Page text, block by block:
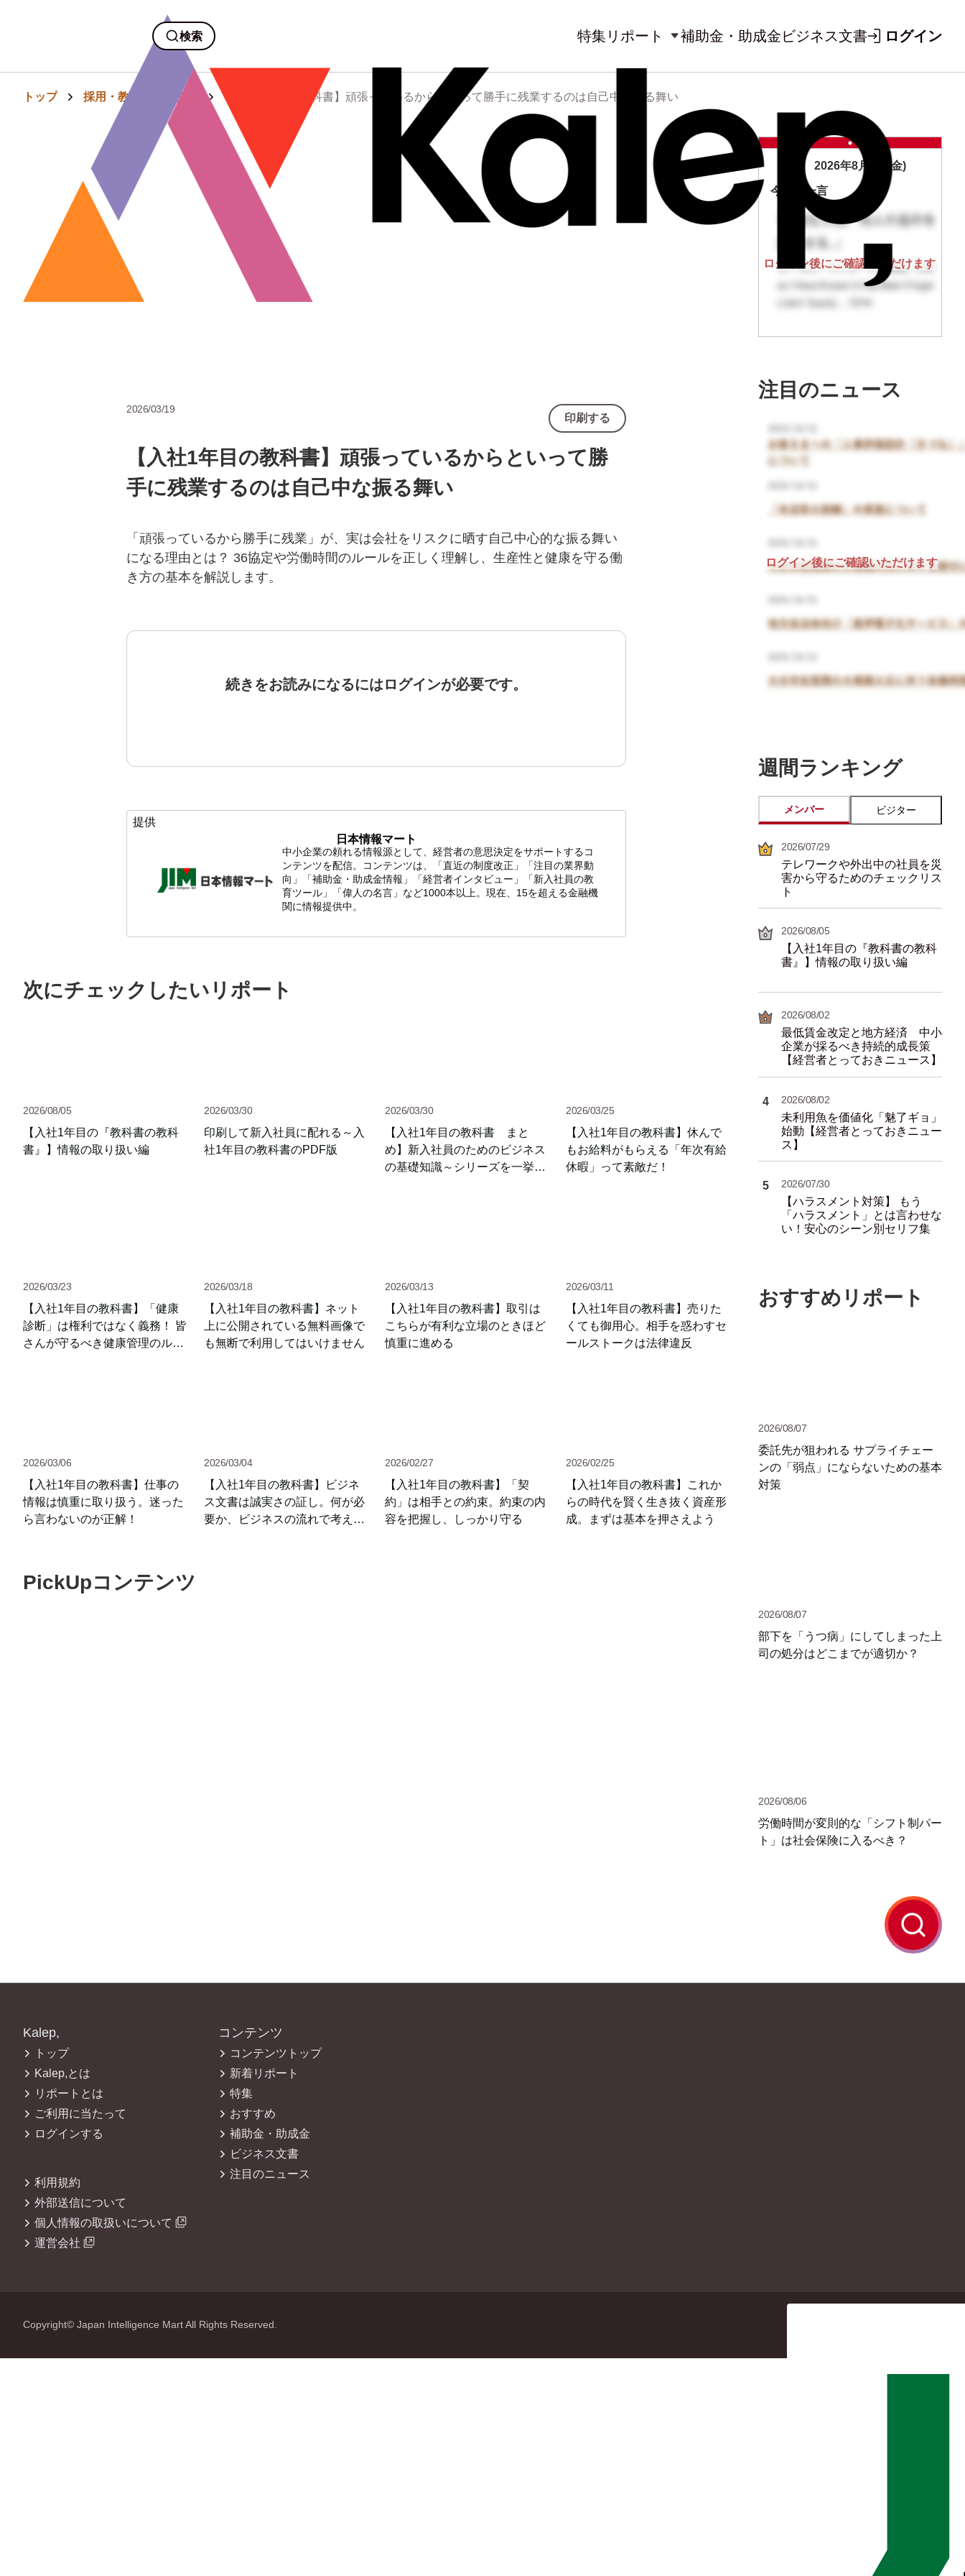
検索 特集 リポート 補助金・助成金ビジネス文書 ログイン
トップ 採用・教育・人事労務 【入社1年目の教科書】頑張っているからといって勝手に残業するのは自己中な振る舞い
2026/03/19
印刷する
【入社1年目の教科書】頑張っているからといって勝
手に残業するのは自己中な振る舞い
「頑張っているから勝手に残業」が、実は会社をリスクに晒す自己中心的な振る舞い
になる理由とは？ 36協定や労働時間のルールを正しく理解し、生産性と健康を守る働
き方の基本を解説します。
続きをお読みになるにはログインが必要です。
提供
日本情報マート
中小企業の頼れる情報源として、経営者の意思決定をサポートするコ
ンテンツを配信。コンテンツは、「直近の制度改正」「注目の業界動
向」「補助金・助成金情報」「経営者インタビュー」「新入社員の教
育ツール」「偉人の名言」など1000本以上。現在、15を超える金融機
関に情報提供中。
次にチェックしたいリポート
2026/08/05
【入社1年目の『教科書の教科
書』】情報の取り扱い編
2026/03/30
印刷して新入社員に配れる～入
社1年目の教科書のPDF版
2026/03/30
【入社1年目の教科書 まと
め】新入社員のためのビジネス
の基礎知識～シリーズを一挙紹
2026/03/25
【入社1年目の教科書】休んで
もお給料がもらえる「年次有給
休暇」って素敵だ！
2026/03/23
【入社1年目の教科書】「健康
診断」は権利ではなく義務！ 皆
さんが守るべき健康管理のルー
2026/03/18
【入社1年目の教科書】ネット
上に公開されている無料画像で
も無断で利用してはいけません
2026/03/13
【入社1年目の教科書】取引は
こちらが有利な立場のときほど
慎重に進める
2026/03/11
【入社1年目の教科書】売りた
くても御用心。相手を惑わすセ
ールストークは法律違反
2026/03/06
【入社1年目の教科書】仕事の
情報は慎重に取り扱う。迷った
ら言わないのが正解！
2026/03/04
【入社1年目の教科書】ビジネ
ス文書は誠実さの証し。何が必
要か、ビジネスの流れで考えて
2026/02/27
【入社1年目の教科書】「契
約」は相手との約束。約束の内
容を把握し、しっかり守る
2026/02/25
【入社1年目の教科書】これか
らの時代を賢く生き抜く資産形
成。まずは基本を押さえよう
PickUpコンテンツ
2026年8月7日(金)
今日の一言
ログイン後にご確認いただけます
注目のニュース
ログイン後にご確認いただけます
週間ランキング
メンバー ビジター
2026/07/29
テレワークや外出中の社員を災
害から守るためのチェックリス
ト
2026/08/05
【入社1年目の『教科書の教科
書』】情報の取り扱い編
2026/08/02
最低賃金改定と地方経済 中小
企業が採るべき持続的成長策
【経営者とっておきニュース】
4 2026/08/02
未利用魚を価値化「魅了ギョ」
始動【経営者とっておきニュー
ス】
5 2026/07/30
【ハラスメント対策】 もう
「ハラスメント」とは言わせな
い！安心のシーン別セリフ集
おすすめリポート
2026/08/07
委託先が狙われる サプライチェー
ンの「弱点」にならないための基本
対策
2026/08/07
部下を「うつ病」にしてしまった上
司の処分はどこまでが適切か？
2026/08/06
労働時間が変則的な「シフト制パー
ト」は社会保険に入るべき？
Kalep,
トップ
Kalep,とは
リポートとは
ご利用に当たって
ログインする
利用規約
外部送信について
個人情報の取扱いについて
運営会社
コンテンツ
コンテンツトップ
新着リポート
特集
おすすめ
補助金・助成金
ビジネス文書
注目のニュース
Copyright© Japan Intelligence Mart All Rights Reserved.